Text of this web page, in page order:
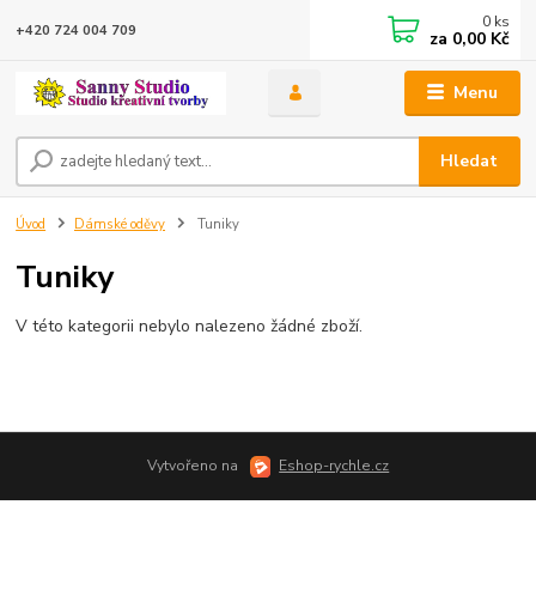
Menu
Hledat
+420 724 004 709 0 ks
za 0,00 Kč
Úvod Dámské oděvy Tuniky
Tuniky
V této kategorii nebylo nalezeno žádné zboží.
Vytvořeno na Eshop-rychle.cz